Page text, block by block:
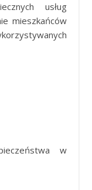
usług
mieszkańców
w